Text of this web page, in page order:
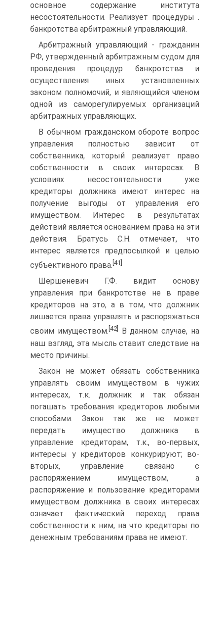
основное содержание института
несостоятельности. Реализует процедуры .
банкротства арбитражный управляющий.
Арбитражный управляющий - гражданин
РФ, утвержденный арбитражным судом для
проведения процедур банкротства и
осуществления иных установленных
законом полномочий, и являющийся членом
одной из саморегулируемых организаций
арбитражных управляющих.
В обычном гражданском обороте вопрос
управления полностью зависит от
собственника, который реализует право
собственности в своих интересах. В
условиях несостоятельности уже
кредиторы должника имеют интерес на
получение выгоды от управления его
имуществом. Интерес в результатах
действий является основанием права на эти
действия. Братусь С.Н. отмечает, что
интерес является предпосылкой и целью
субъективного права. [41]
Шершеневич Г.Ф. видит основу
управления при банкротстве не в праве
кредиторов на это, а в том, что должник
лишается права управлять и распоряжаться
своим имуществом. [42]
В данном случае, на
наш взгляд, эта мысль ставит следствие на
место причины.
Закон не может обязать собственника
управлять своим имуществом в чужих
интересах, т.к. должник и так обязан
погашать требования кредиторов любыми
способами. Закон так же не может
передать имущество должника в
управление кредиторам, т.к., во-первых,
интересы у кредиторов конкурируют; во-
вторых, управление связано с
распоряжением имуществом, а
распоряжение и пользование кредиторами
имуществом должника в своих интересах
означает фактический переход права
собственности к ним, на что кредиторы по
денежным требованиям права не имеют.